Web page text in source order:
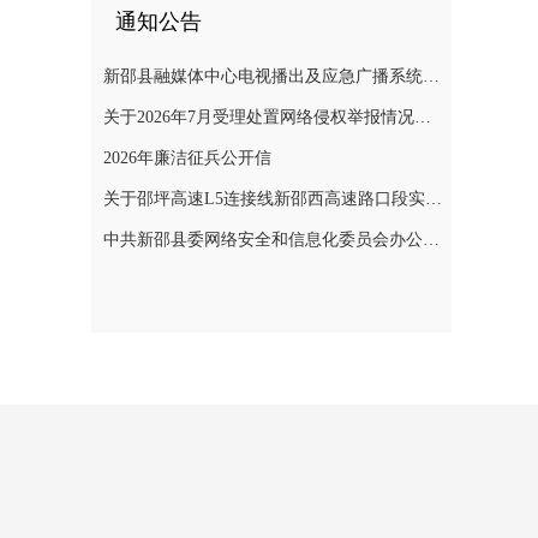
通知公告
新邵县融媒体中心电视播出及应急广播系统二级等保测评项目询价采购公告
关于2026年7月受理处置网络侵权举报情况的公示
2026年廉洁征兵公开信
关于邵坪高速L5连接线新邵西高速路口段实施交通管制的公告
中共新邵县委网络安全和信息化委员会办公室关于巡察整改进展情况的通报